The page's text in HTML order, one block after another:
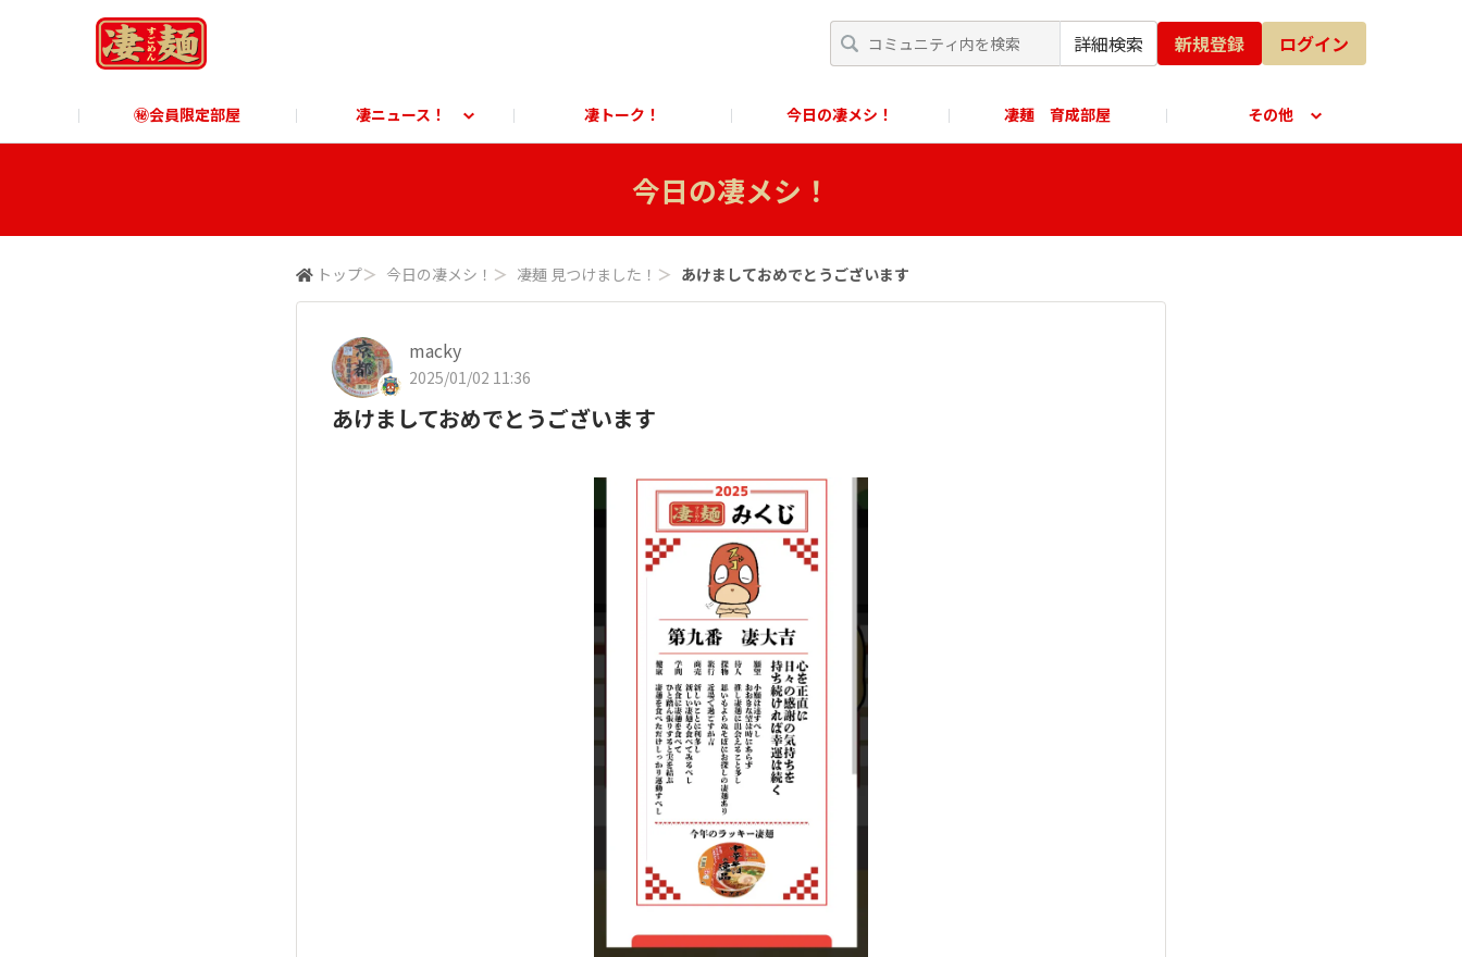
詳細検索 新規登録 ログイン
㊙会員限定部屋 凄ニュース！ 凄トーク！ 今日の凄メシ！ 凄麺 育成部屋 その他
商品に関する「よくあるご質問」 商品に関するお問い合わせ窓口
今日の凄メシ！
トップ＞ 今日の凄メシ！ ＞ 凄麺 見つけました！ ＞ あけましておめでとうございます
macky
2025/01/02 11:36
あけましておめでとうございます